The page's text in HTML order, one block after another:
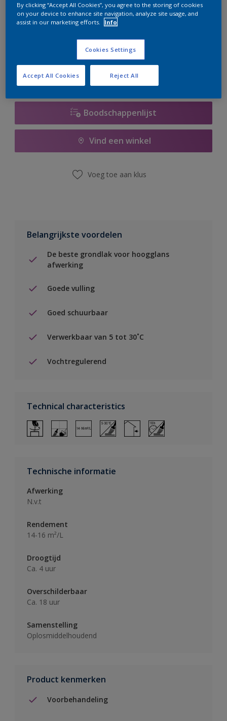
Op dit moment is het niet mogelijk dit product online
te bestellen. Houd de website in de gaten, we werken
er hard aan om de voorraad aan te vullen.
Boodschappenlijst
Vind een winkel
Voeg toe aan klus
Belangrijkste voordelen
De beste grondlak voor hoogglans
afwerking
Goede vulling
Goed schuurbaar
Verwerkbaar van 5 tot 30˚C
Vochtregulerend
Technical characteristics
Technische informatie
Afwerking
N.v.t
Rendement
14-16 m²/L
Droogtijd
Ca. 4 uur
Overschilderbaar
Ca. 18 uur
Samenstelling
Oplosmiddelhoudend
Product kenmerken
Voorbehandeling
By clicking “Accept All Cookies”, you agree to the storing of cookies
on your device to enhance site navigation, analyze site usage, and
assist in our marketing efforts.
Info
Cookies Settings
Reject All
Accept All Cookies